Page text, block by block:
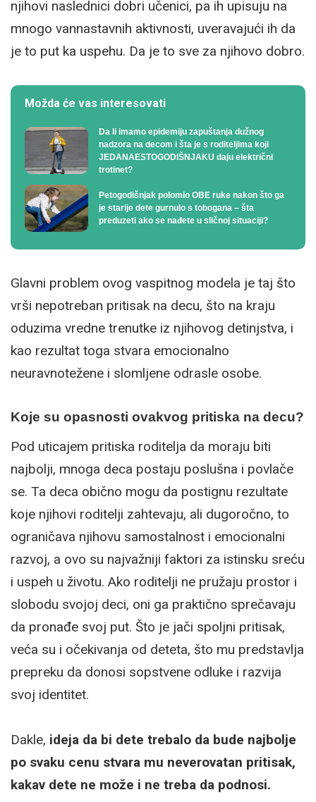
njihovi naslednici dobri učenici, pa ih upisuju na
mnogo vannastavnih aktivnosti, uveravajući ih da
je to put ka uspehu. Da je to sve za njihovo dobro.
Možda će vas interesovati
Da li imamo epidemiju zapuštanja dužnog
nadzora na decom i šta je s roditeljima koji
JEDANAESTOGODIŠNJAKU daju električni
trotinet?
Petogodišnjak polomio OBE ruke nakon što ga
je starije dete gurnulo s tobogana – šta
preduzeti ako se nađete u sličnoj situaciji?
Glavni problem ovog vaspitnog modela je taj što
vrši nepotreban pritisak na decu, što na kraju
oduzima vredne trenutke iz njihovog detinjstva, i
kao rezultat toga stvara emocionalno
neuravnotežene i slomljene odrasle osobe.
Koje su opasnosti ovakvog pritiska na decu?
Pod uticajem pritiska roditelja da moraju biti
najbolji, mnoga deca postaju poslušna i povlače
se. Ta deca obično mogu da postignu rezultate
koje njihovi roditelji zahtevaju, ali dugoročno, to
ograničava njihovu samostalnost i emocionalni
razvoj, a ovo su najvažniji faktori za istinsku sreću
i uspeh u životu. Ako roditelji ne pružaju prostor i
slobodu svojoj deci, oni ga praktično sprečavaju
da pronađe svoj put. Što je jači spoljni pritisak,
veća su i očekivanja od deteta, što mu predstavlja
prepreku da donosi sopstvene odluke i razvija
svoj identitet.
Dakle, ideja da bi dete trebalo da bude najbolje
po svaku cenu stvara mu neverovatan pritisak,
kakav dete ne može i ne treba da podnosi.